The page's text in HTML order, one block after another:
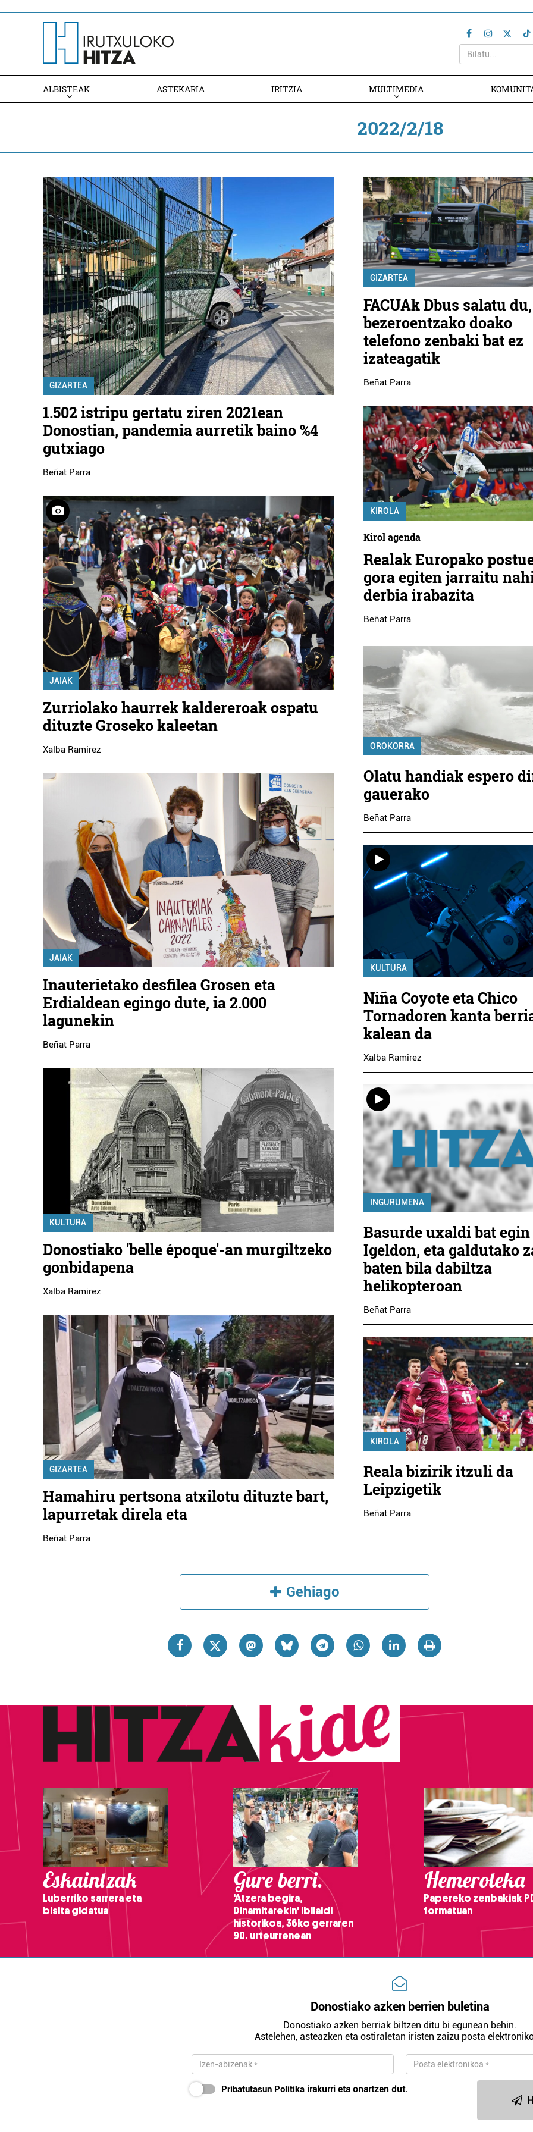
ALBISTEAK ASTEKARIA IRITZIA MULTIMEDIA
2022/2/18
GIZARTEA
1.502 istripu gertatu ziren 2021ean
Donostian, pandemia aurretik baino %4
gutxiago
Beñat Parra
JAIAK
Zurriolako haurrek kaldereroak ospatu
dituzte Groseko kaleetan
Xalba Ramirez
JAIAK
Inauterietako desfilea Grosen eta
Erdialdean egingo dute, ia 2.000
lagunekin
Beñat Parra
KULTURA
Donostiako 'belle époque'-an murgiltzeko
gonbidapena
Xalba Ramirez
GIZARTEA
Hamahiru pertsona atxilotu dituzte bart,
lapurretak direla eta
Beñat Parra
GIZARTEA
FACUAk Dbus salatu du,
bezeroentzako doako
telefono zenbaki bat ez
izateagatik
Beñat Parra
KIROLA
Kirol agenda
Realak Europako
gora egiten jarraitu
derbia irabazita
Beñat Parra
OROKORRA
Olatu handiak espero
gauerako
Beñat Parra
KULTURA
Niña Coyote eta Chico
Tornadoren kanta
kalean da
Xalba Ramirez
INGURUMENA
Basurde uxaldi bat
Igeldon, eta galdutako
baten bila dabiltza
helikopteroan
Beñat Parra
KIROLA
Reala bizirik itzuli da
Leipzigetik
Beñat Parra
Gehiago
Eskaintzak
Luberriko sarrera eta
bisita gidatua
Gure berri.
'Atzera begira,
Dinamitarekin' ibilaldi
historikoa, 36ko gerraren
90. urteurrenean
Hemeroteka
Papereko zenbakiak
formatuan
Donostiako azken berrien buletina
Donostiako azken berriak biltzen ditu bi egunean behin.
Astelehen, asteazken eta ostiraletan iristen zaizu posta
Pribatutasun Politika irakurri eta onartzen dut.